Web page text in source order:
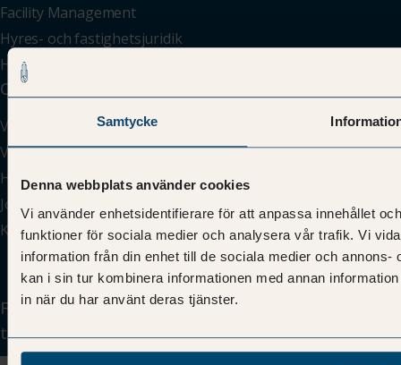
Samtycke
Denna webbplats använder cookies
Vi använder enhetsidentifierare för att anpassa innehållet
funktioner för sociala medier och analysera vår trafik. Vi
information från din enhet till de sociala medier och
kan i sin tur kombinera informationen med annan
in när du har använt deras tjänster.
Facility Management
Hyres- och fastighetsjuridik
Hyresavtalshantering
Om oss
Vår historia
Våra medarbetare
Hållbarhet
Jobba hos oss
Kontakta oss
Kunskapsbank
Blogg
Guider
Få våra senaste marknadsspaningar och inbjudningar
till din inkorg